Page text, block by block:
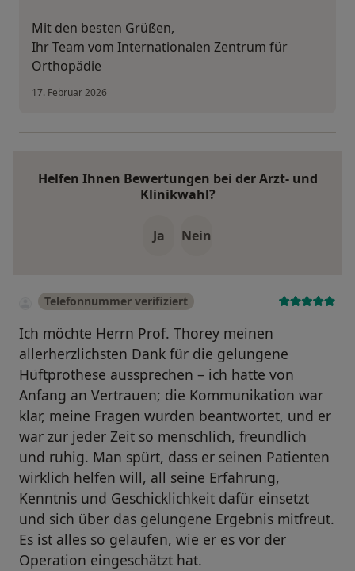
Mit den besten Grüßen,
Ihr Team vom Internationalen Zentrum für
Orthopädie
17. Februar 2026
Helfen Ihnen Bewertungen bei der Arzt- und
Klinikwahl?
Ja Nein
Telefonnummer verifiziert
Ich möchte Herrn Prof. Thorey meinen
allerherzlichsten Dank für die gelungene
Hüftprothese aussprechen – ich hatte von
Anfang an Vertrauen; die Kommunikation war
klar, meine Fragen wurden beantwortet, und er
war zur jeder Zeit so menschlich, freundlich
und ruhig. Man spürt, dass er seinen Patienten
wirklich helfen will, all seine Erfahrung,
Kenntnis und Geschicklichkeit dafür einsetzt
und sich über das gelungene Ergebnis mitfreut.
Es ist alles so gelaufen, wie er es vor der
Operation eingeschätzt hat.